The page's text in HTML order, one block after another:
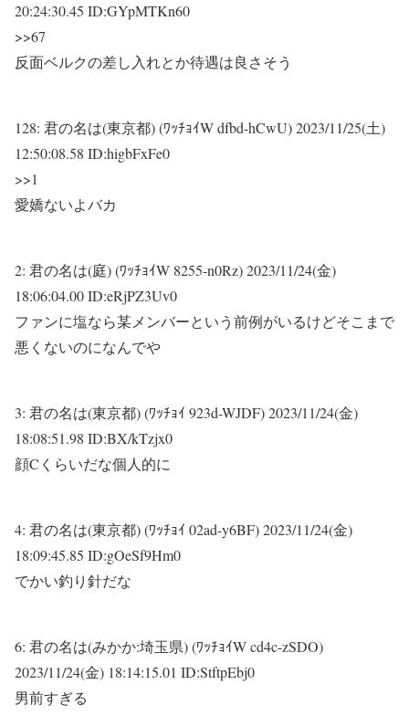
20:24:30.45 ID:GYpMTKn60
>>67
反面ベルクの差し入れとか待遇は良さそう
128: 君の名は(東京都) (ﾜｯﾁｮｲW dfbd-hCwU)2023/11/25(土)
12:50:08.58 ID:higbFxFe0
>>1
愛嬌ないよバカ
2: 君の名は(庭) (ﾜｯﾁｮｲW 8255-n0Rz)2023/11/24(金)
18:06:04.00 ID:eRjPZ3Uv0
ファンに塩なら某メンバーという前例がいるけどそこまで
悪くないのになんでや
3: 君の名は(東京都) (ﾜｯﾁｮｲ 923d-WJDF)2023/11/24(金)
18:08:51.98 ID:BX/kTzjx0
顔Cくらいだな個人的に
4: 君の名は(東京都) (ﾜｯﾁｮｲ 02ad-y6BF)2023/11/24(金)
18:09:45.85 ID:gOeSf9Hm0
でかい釣り針だな
6: 君の名は(みかか:埼玉県) (ﾜｯﾁｮｲW cd4c-zSDO)
2023/11/24(金) 18:14:15.01 ID:StftpEbj0
男前すぎる